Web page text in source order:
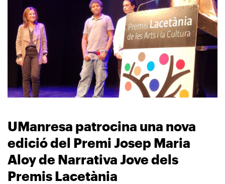
UManresa patrocina una nova
edició del Premi Josep Maria
Aloy de Narrativa Jove dels
Premis Lacetània